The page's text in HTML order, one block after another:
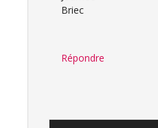
Briec
Répondre